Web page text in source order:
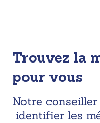
Trouvez la
pour vous
Notre
identifier les